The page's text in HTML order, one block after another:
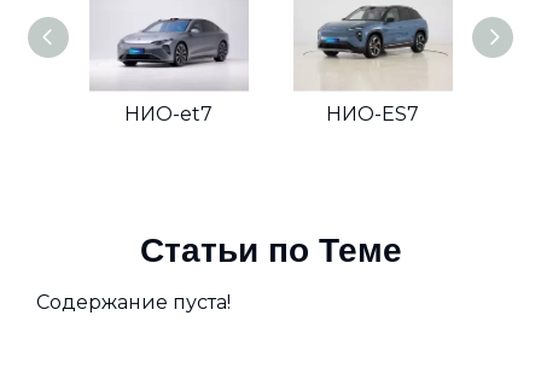
НИО-et7 НИО-ES7
Статьи по Теме
Содержание пуста!